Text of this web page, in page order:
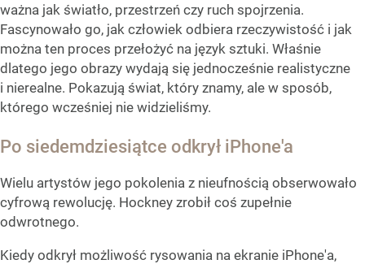
ważna jak światło, przestrzeń czy ruch spojrzenia.
Fascynowało go, jak człowiek odbiera rzeczywistość i jak
można ten proces przełożyć na język sztuki. Właśnie
dlatego jego obrazy wydają się jednocześnie realistyczne
i nierealne. Pokazują świat, który znamy, ale w sposób,
którego wcześniej nie widzieliśmy.
Po siedemdziesiątce odkrył iPhone'a
Wielu artystów jego pokolenia z nieufnością obserwowało
cyfrową rewolucję. Hockney zrobił coś zupełnie
odwrotnego.
Kiedy odkrył możliwość rysowania na ekranie iPhone'a,